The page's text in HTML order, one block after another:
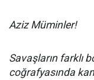
Aziz Müminler!
Savaşların farklı
coğrafyasında